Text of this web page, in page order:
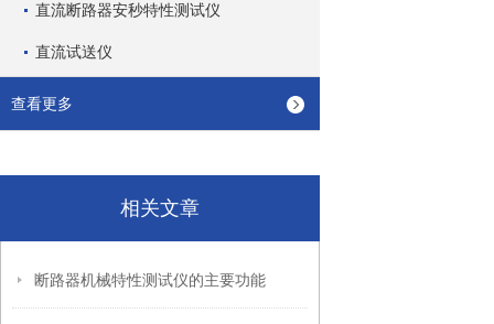
直流断路器安秒特性测试仪
直流试送仪
查看更多
相关文章
断路器机械特性测试仪的主要功能